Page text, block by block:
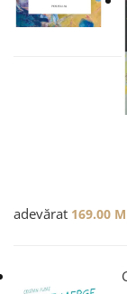
adevărat 169.00